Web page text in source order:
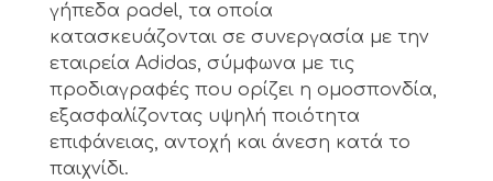
γήπεδα padel, τα οποία
κατασκευάζονται σε συνεργασία με την
εταιρεία Adidas, σύμφωνα με τις
προδιαγραφές που ορίζει η ομοσπονδία,
εξασφαλίζοντας υψηλή ποιότητα
επιφάνειας, αντοχή και άνεση κατά το
παιχνίδι.